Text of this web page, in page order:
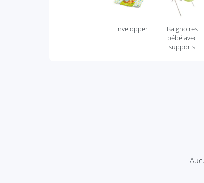
Envelopper
Baignoires
bébé avec
supports